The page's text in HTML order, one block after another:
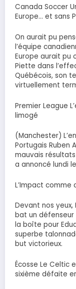
Canada Soccer
Europe… et sans
On aurait pu
l’équipe
Europe aurait pu
Piette dans
Québécois, son
virtuellement
Premier League
limogé
(Manchester)
Portugais Ruben
mauvais
a annoncé lundi
L’Impact comme
Devant nos
bat un défenseur
la boîte pour
superbe
but victorieux.
Écosse Le Celtic
sixième défaite